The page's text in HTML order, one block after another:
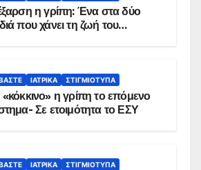
η γρίπη: Ένα στα δύο
που χάνει τη ζωή του
ΙΑΤΡΙΚΆ ΣΤΙΓΜΙΌΤΥΠΑ
«κόκκινο» η γρίπη το επόμενο
Σε ετοιμότητα το ΕΣΥ
ΙΑΤΡΙΚΆ ΣΤΙΓΜΙΌΤΥΠΑ